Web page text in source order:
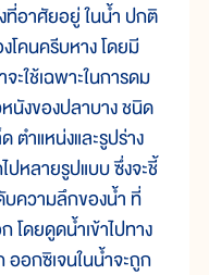
าศัยอยู่ ในน้ำ ปกติ
โคนครีบหาง โดยมี
ใช้เฉพาะในการดม
นังของปลาบาง ชนิด
ตำแหน่งและรูปร่าง
หลายรูปแบบ ซึ่งจะชี้
บความลึกของน้ำ ที่
โดยดูดน้ำเข้าไปทาง
อกซิเจนในน้ำจะถูก